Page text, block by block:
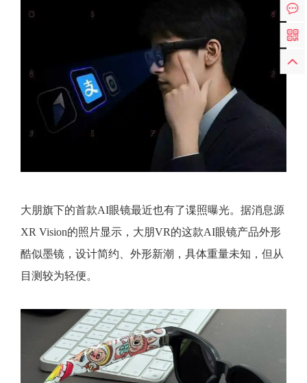
大朋旗下的首款AI眼镜最近也有了谍照曝光。据消息源
XR Vision的照片显示，大朋VR的这款AI眼镜产品外形
酷似墨镜，设计简约、外形新潮，具体重量未知，但从
目测较为轻便。